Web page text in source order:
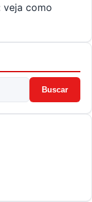
veja como
Buscar